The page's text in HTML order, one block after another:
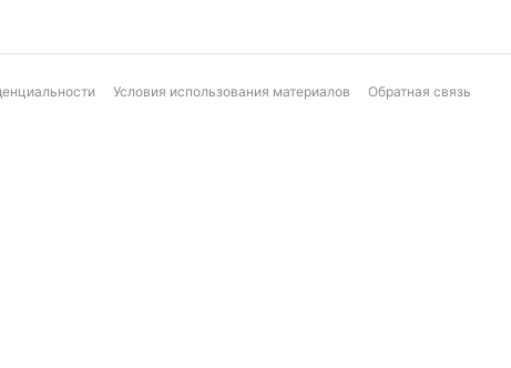
Условия использования материалов Обратная связь